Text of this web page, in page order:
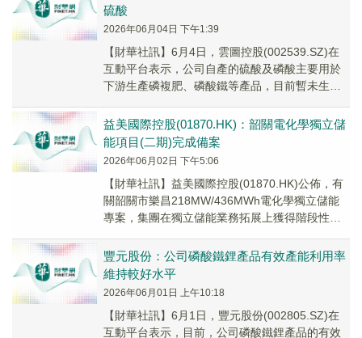
硫酸
2026年06月04日 下午1:39
【財華社訊】6月4日，雲圖控股(002539.SZ)在
互動平台表示，公司自產的硫酸及磷酸主要用於
下游生產磷複肥、磷酸鐵等產品，目前暫未生產
​益美國際控股(01870.HK)：韶關電化學獨立儲
能項目(二期)完成備案
2026年06月02日 下午5:06
【財華社訊】益美國際控股(01870.HK)公佈，有
關韶關市樂昌218MW/436MWh電化學獨立儲能
專案，集團在獨立儲能業務拓展上獲得階段性進
豐元股份：公司磷酸鐵鋰產品有效產能利用率
維持較好水平
2026年06月01日 上午10:18
【財華社訊】6月1日，豐元股份(002805.SZ)在
互動平台表示，目前，公司磷酸鐵鋰產品的有效